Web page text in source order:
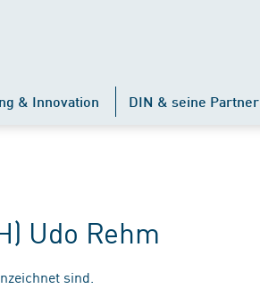
& Innovation DIN & seine Partner
Udo Rehm
sind.